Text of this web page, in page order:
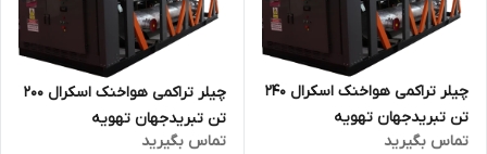
چیلر تراکمی هواخنک اسکرال 240
تن تبریدجهان تهویه
تماس بگیرید
چیلر تراکمی هواخنک اسکرال 200
تن تبریدجهان تهویه
تماس بگیرید